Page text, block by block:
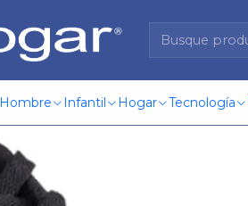
Hombre Infantil Hogar Tecnología